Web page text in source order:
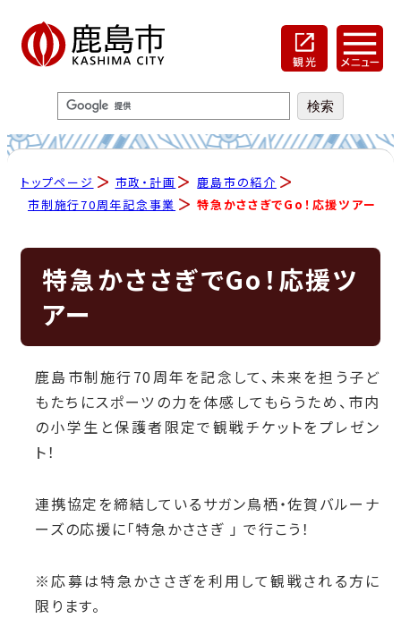
トップページ 市政・計画
鹿島市の紹介
市制施行70周年記念事業
特急かささぎでGo！応援ツアー
特急かささぎでGo！応援ツ
アー
鹿島市制施行70周年を記念して、未来を担う子ど
もたちにスポーツの力を体感してもらうため、市内
の小学生と保護者限定で観戦チケットをプレゼン
ト！
連携協定を締結しているサガン鳥栖・佐賀バルーナ
ーズの応援に「特急かささぎ 」 で行こう！
※応募は特急かささぎを利用して観戦される方に
限ります。